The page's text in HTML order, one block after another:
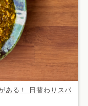
ある！ 日替わりスパ